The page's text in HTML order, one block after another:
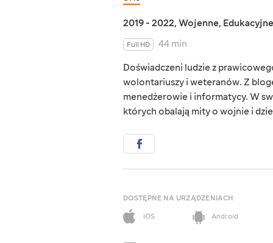
2019 - 2022, Wojenne, Edukacyjne
Full HD
44 min
Doświadczeni ludzie z
wolontariuszy i weteranów. Z
menedżerowie i informatycy. W
których obalają mity o wojnie i
DOSTĘPNE NA URZĄDZENIACH
iOS
Android